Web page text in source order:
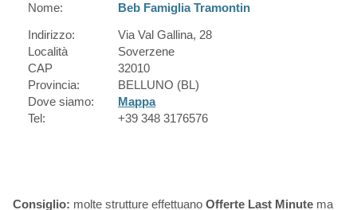
Nome:
Indirizzo:
Località
CAP
Provincia:
Dove siamo:
Tel:
Beb Famiglia Tramontin
Via Val Gallina, 28
Soverzene
32010
BELLUNO (BL)
Mappa
+39 348 3176576
Consiglio: molte strutture effettuano Offerte Last Minutema